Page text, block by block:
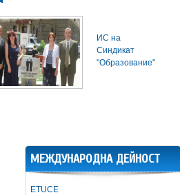
ИС на
Синдикат
"Образование"
МЕЖДУНАРОДНА ДЕЙНОСТ
ETUCE